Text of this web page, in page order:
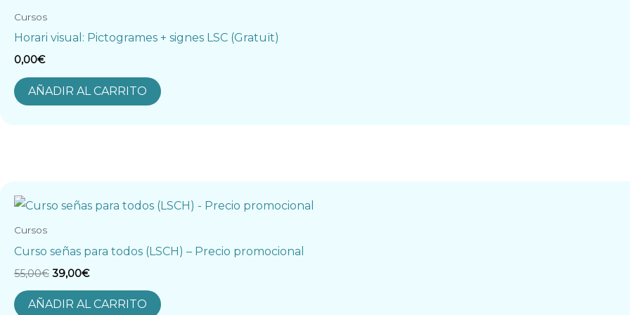
Cursos
Horari visual: Pictogrames + signes LSC (Gratuït)
0,00€
AÑADIR AL CARRITO
Cursos
Curso señas para todos (LSCH) – Precio promocional
55,00€
precio
original
39,00€
actual
AÑADIR AL CARRITO